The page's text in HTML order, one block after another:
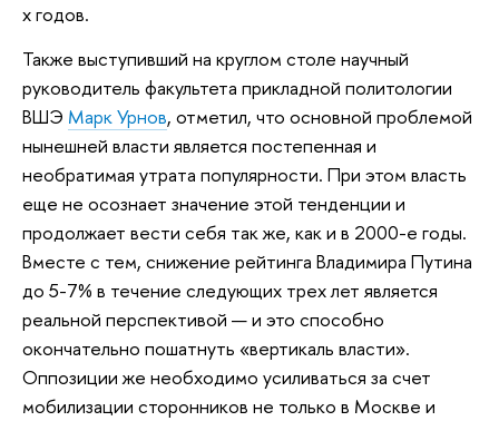
х годов.
Также выступивший на круглом столе научный
руководитель факультета прикладной политологии
ВШЭ Марк Урнов, отметил, что основной проблемой
нынешней власти является постепенная и
необратимая утрата популярности. При этом власть
еще не осознает значение этой тенденции и
продолжает вести себя так же, как и в 2000-е годы.
Вместе с тем, снижение рейтинга Владимира Путина
до 5-7% в течение следующих трех лет является
реальной перспективой — и это способно
окончательно пошатнуть «вертикаль власти».
Оппозиции же необходимо усиливаться за счет
мобилизации сторонников не только в Москве и